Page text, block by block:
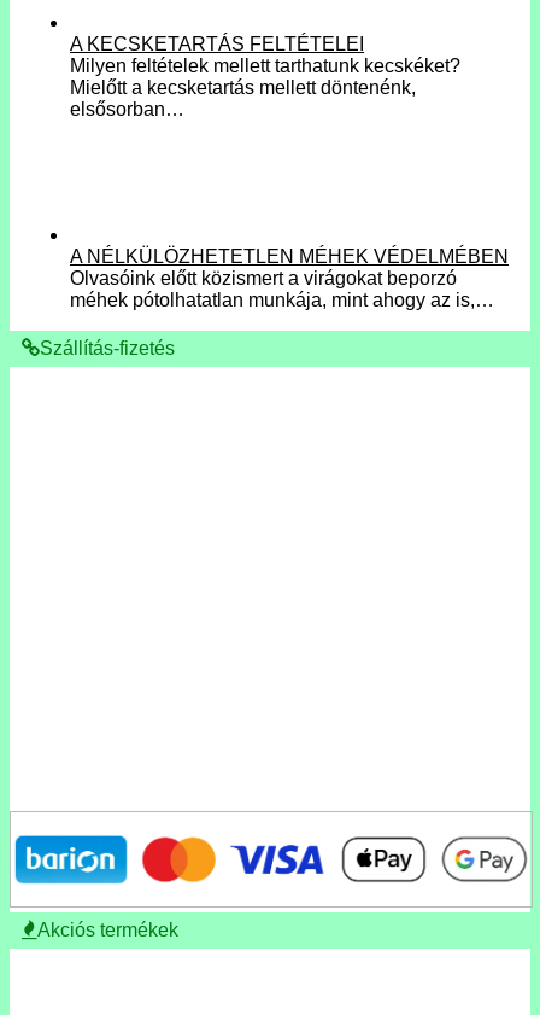
A KECSKETARTÁS FELTÉTELEI
Milyen feltételek mellett tarthatunk kecskéket?
Mielőtt a kecsketartás mellett döntenénk,
elsősorban…
A NÉLKÜLÖZHETETLEN MÉHEK VÉDELMÉBEN
Olvasóink előtt közismert a virágokat beporzó
méhek pótolhatatlan munkája, mint ahogy az is,…
Szállítás-fizetés
Akciós termékek